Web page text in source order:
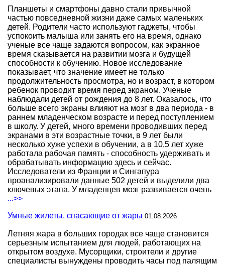
Планшеты и смартфоны давно стали привычной
частью повседневной жизни даже самых маленьких
детей. Родители часто используют гаджеты, чтобы
успокоить малыша или занять его на время, однако
ученые все чаще задаются вопросом, как экранное
время сказывается на развитии мозга и будущей
способности к обучению. Новое исследование
показывает, что значение имеет не только
продолжительность просмотра, но и возраст, в котором
ребенок проводит время перед экраном. Ученые
наблюдали детей от рождения до 8 лет. Оказалось, что
больше всего экраны влияют на мозг в два периода - в
раннем младенческом возрасте и перед поступлением
в школу. У детей, много времени проводивших перед
экранами в эти возрастные точки, в 9 лет были
несколько хуже успехи в обучении, а в 10,5 лет хуже
работала рабочая память - способность удерживать и
обрабатывать информацию здесь и сейчас.
Исследователи из Франции и Сингапура
проанализировали данные 502 детей и выделили два
ключевых этапа. У младенцев мозг развивается очень
...>>
Умные жилеты, спасающие от жары 01.08.2026
Летняя жара в больших городах все чаще становится
серьезным испытанием для людей, работающих на
открытом воздухе. Мусорщики, строители и другие
специалисты вынуждены проводить часы под палящим